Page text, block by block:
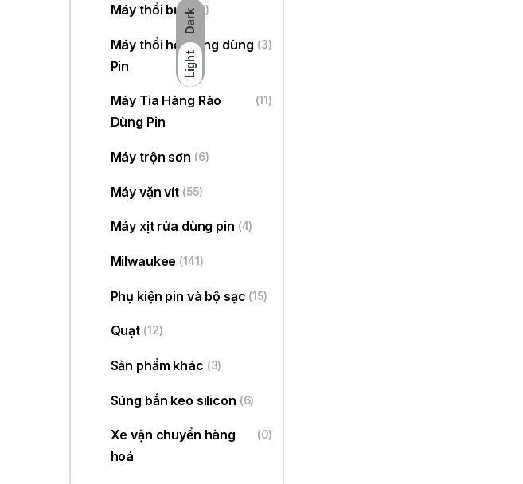
Dark
Light
Máy thổi bụi (22)
Máy thổi hơi nóng dùng
Pin
(3)
Máy Tỉa Hàng Rào
Dùng Pin
(11)
Máy trộn sơn (6)
Máy vặn vít (55)
Máy xịt rửa dùng pin (4)
Milwaukee (141)
Phụ kiện pin và bộ sạc (15)
Quạt (12)
Sản phẩm khác (3)
Súng bắn keo silicon (6)
Xe vận chuyển hàng
hoá
(0)